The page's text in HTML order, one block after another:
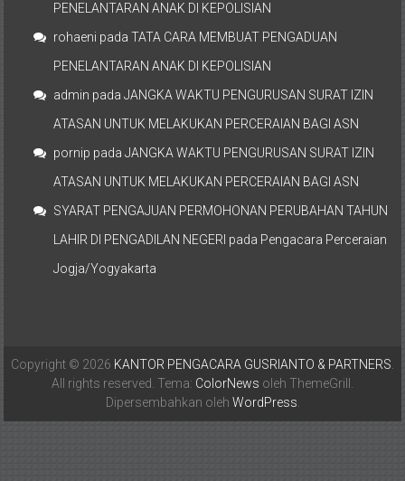
PENELANTARAN ANAK DI KEPOLISIAN
rohaeni padaTATA CARA MEMBUAT PENGADUAN
PENELANTARAN ANAK DI KEPOLISIAN
admin padaJANGKA WAKTU PENGURUSAN SURAT IZIN
ATASAN UNTUK MELAKUKAN PERCERAIAN BAGI ASN
pornip padaJANGKA WAKTU PENGURUSAN SURAT IZIN
ATASAN UNTUK MELAKUKAN PERCERAIAN BAGI ASN
SYARAT PENGAJUAN PERMOHONAN PERUBAHAN TAHUN
LAHIR DI PENGADILAN NEGERI pada Pengacara Perceraian
Jogja/Yogyakarta
Copyright © 2026 KANTOR PENGACARA GUSRIANTO & PARTNERS.
All rights reserved. Tema: ColorNews oleh ThemeGrill.
Dipersembahkan oleh WordPress.